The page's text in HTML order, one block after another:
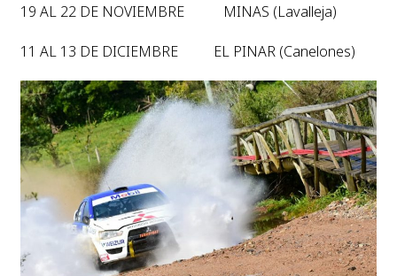
19 AL 22 DE NOVIEMBRE MINAS (Lavalleja)
11 AL 13 DE DICIEMBRE EL PINAR (Canelones)